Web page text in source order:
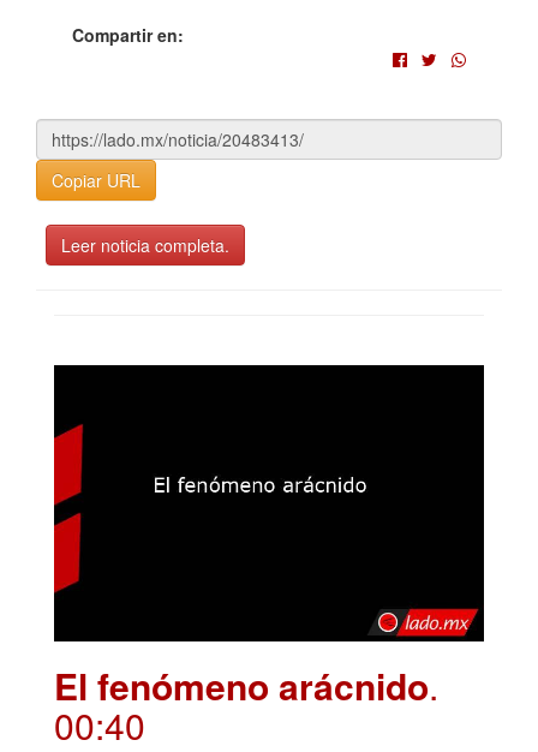
Compartir en:
Copiar URL
Leer noticia completa.
El fenómeno arácnido.
00:40